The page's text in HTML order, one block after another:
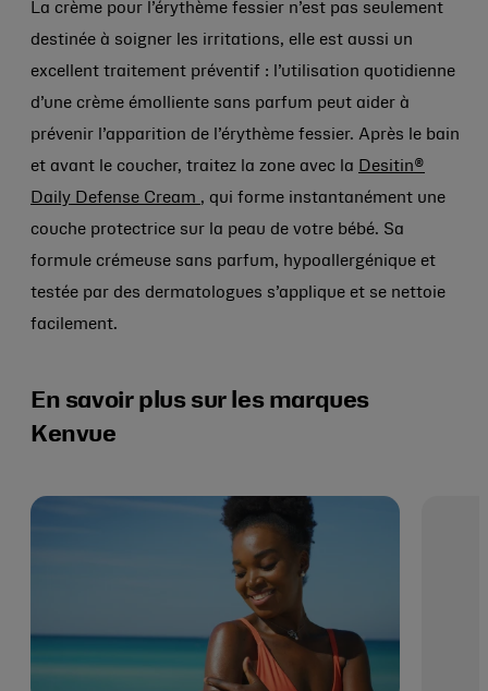
La crème pour l’érythème fessier n’est pas seulement
destinée à soigner les irritations, elle est aussi un
excellent traitement préventif : l’utilisation quotidienne
d’une crème émolliente sans parfum peut aider à
prévenir l’apparition de l’érythème fessier. Après le bain
et avant le coucher, traitez la zone avec la Desitin®
Daily Defense Cream , qui forme instantanément une
couche protectrice sur la peau de votre bébé. Sa
formule crémeuse sans parfum, hypoallergénique et
testée par des dermatologues s’applique et se nettoie
facilement.
En savoir plus sur les marques
Kenvue